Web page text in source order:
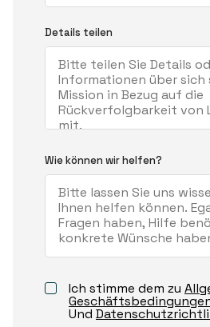
Details teilen
Wie können wir helfen?
Ich stimme dem zu
Und